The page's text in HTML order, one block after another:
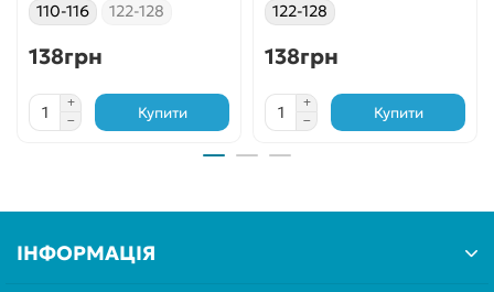
110-116
122-128
138грн
Купити
122-128
138грн
Купити
ІНФОРМАЦІЯ